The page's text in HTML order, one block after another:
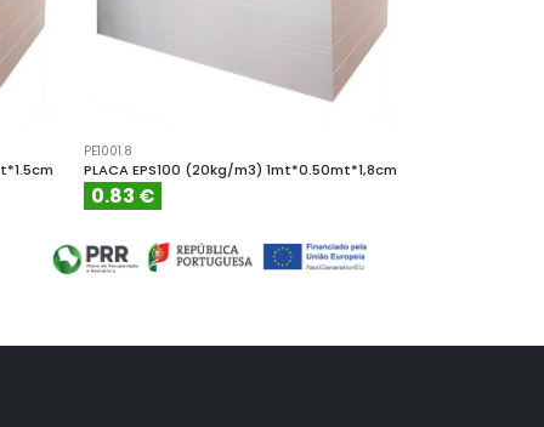
PE1001.8
PLACA EPS100 (20kg/m3) 1mt*0.50mt*1,8cm
0.83 €